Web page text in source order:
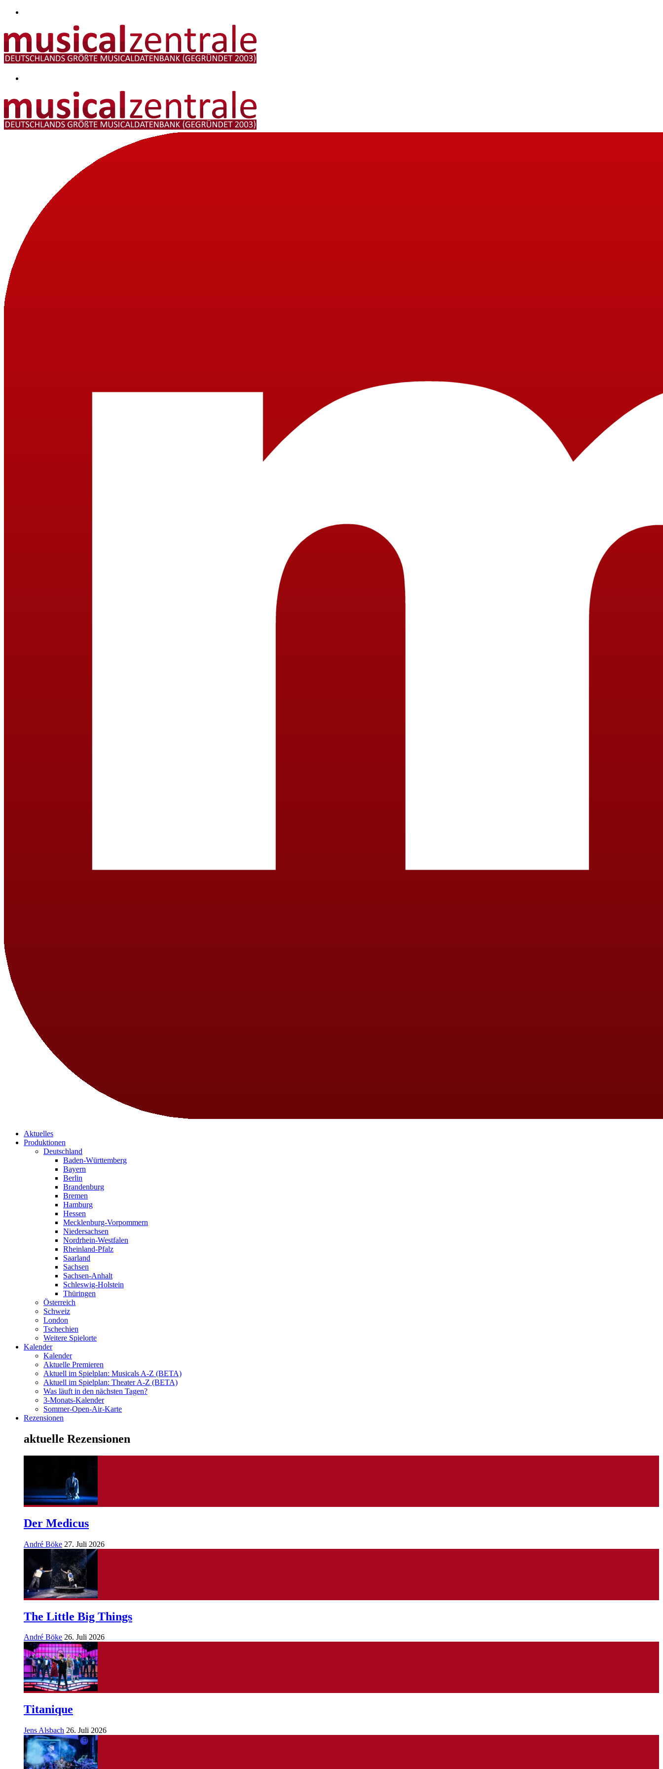
Aktuelles
Produktionen
Deutschland
Baden-Württemberg
Bayern
Berlin
Brandenburg
Bremen
Hamburg
Hessen
Mecklenburg-Vorpommern
Niedersachsen
Nordrhein-Westfalen
Rheinland-Pfalz
Saarland
Sachsen
Sachsen-Anhalt
Schleswig-Holstein
Thüringen
Österreich
Schweiz
London
Tschechien
Weitere Spielorte
Kalender
Kalender
Aktuelle Premieren
Aktuell im Spielplan: Musicals A-Z (BETA)
Aktuell im Spielplan: Theater A-Z (BETA)
Was läuft in den nächsten Tagen?
3-Monats-Kalender
Sommer-Open-Air-Karte
Rezensionen
aktuelle Rezensionen
Der Medicus
André Böke 27. Juli 2026
The Little Big Things
André Böke 26. Juli 2026
Titanique
Jens Alsbach 26. Juli 2026